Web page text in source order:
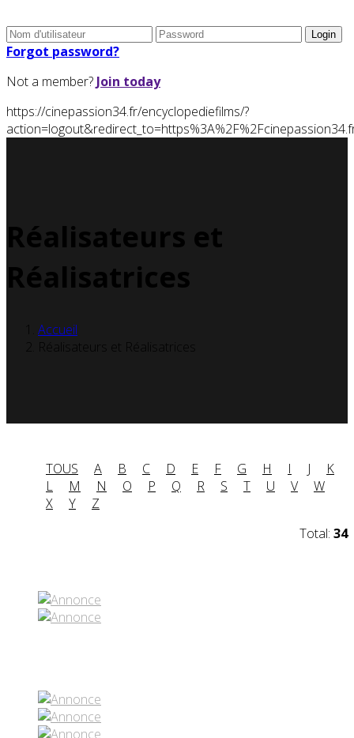
Forgot password?
Not a member? Join today
https://cinepassion34.fr/encyclopediefilms/?
Réalisateurs et
Réalisatrices
Accueil
Réalisateurs et Réalisatrices
TOUS A B C D E F G H I J
K
L
M N O P Q R S T U V
W
X
Y
Z
Total: 34